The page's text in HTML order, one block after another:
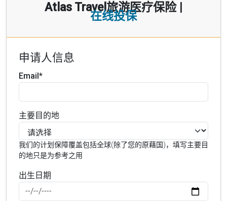
Atlas Travel旅游医疗保险 |
在线投保
申请人信息
Email*
主要目的地
我们的计划保障覆盖包括全球(除了您的原藉国)，填写主要目
的地只是为参考之用
出生日期